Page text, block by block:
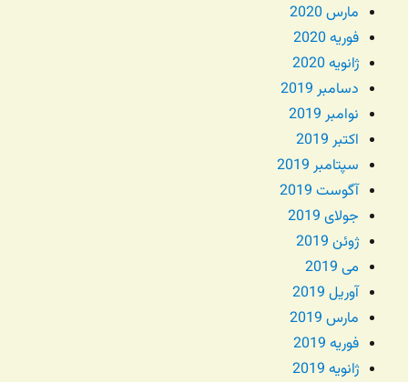
مارس 2020
فوریه 2020
ژانویه 2020
دسامبر 2019
نوامبر 2019
اکتبر 2019
سپتامبر 2019
آگوست 2019
جولای 2019
ژوئن 2019
می 2019
آوریل 2019
مارس 2019
فوریه 2019
ژانویه 2019